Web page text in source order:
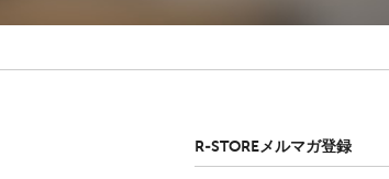
R-STOREメルマガ登録